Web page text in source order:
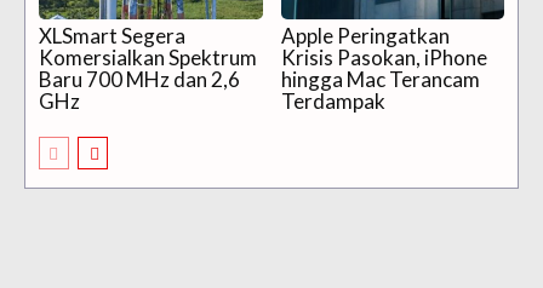
XLSmart Segera
Komersialkan Spektrum
Baru 700 MHz dan 2,6
GHz
Apple Peringatkan
Krisis Pasokan, iPhone
hingga Mac Terancam
Terdampak